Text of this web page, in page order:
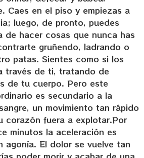
Caes en el piso y empiezas a
luego, de pronto, puedes
de hacer cosas que nunca has
gruñendo, ladrando o
patas. Sientes como si los
través de ti, tratando de
de tu cuerpo. Pero este
es secundario a la
un movimiento tan rápido
corazón fuera a explotar.Por
minutos la aceleración es
agonía. El dolor se vuelve tan